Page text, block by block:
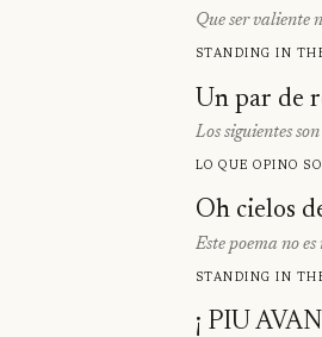
Que ser valiente
Standing in
Un par de
Los siguientes
Lo que opino
Oh cielos
Este poema no
Standing in
¡ PIU